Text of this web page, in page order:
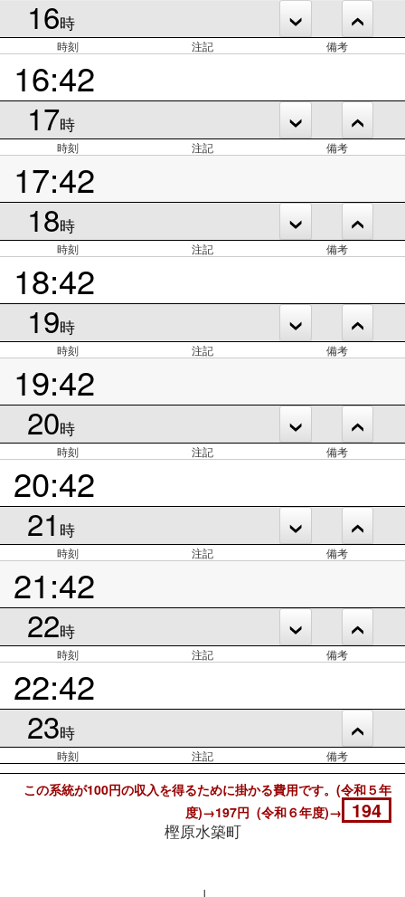
16時
時刻 注記 備考
16:42
17時
時刻 注記 備考
17:42
18時
時刻 注記 備考
18:42
19時
時刻 注記 備考
19:42
20時
時刻 注記 備考
20:42
21 時
時刻 注記 備考
21:42
22時
時刻 注記 備考
22:42
23時
時刻 注記 備考
この系統が100円の収入を得るために掛かる費用です。(令和５年
度)→197円 (令和６年度)→
194
樫原水築町
↓